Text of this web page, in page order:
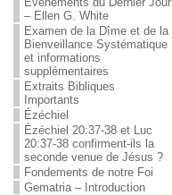
– Ellen G. White
Examen de la Dîme et de la
Bienveillance Systématique
et informations
supplémentaires
Extraits Bibliques
Importants
Ézéchiel
Ézéchiel 20:37-38 et Luc
20:37-38 confirment-ils la
seconde venue de Jésus ?
Fondements de notre Foi
Gematria – Introduction